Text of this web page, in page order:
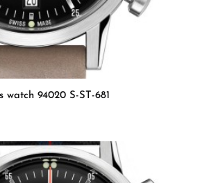
watch 94020 S-ST-681